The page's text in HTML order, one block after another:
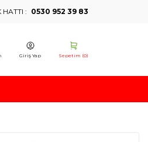
HATTI : 0530 952 39 83
Giriş Yap Sepetim (0)